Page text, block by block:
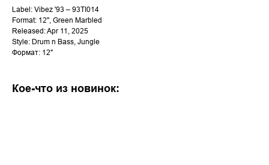
Label: Vibez '93 – 93TI014
Format: 12", Green Marbled
Released: Apr 11, 2025
Style: Drum n Bass, Jungle
Формат: 12''
Кое-что из новинок: